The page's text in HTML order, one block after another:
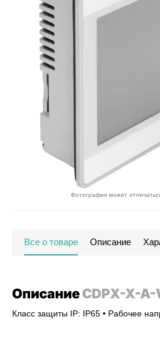
Фотография может
Все о товаре Описание
ОписаниеCDPX-X-A-
Класс защиты IP: IP65 • Рабочее